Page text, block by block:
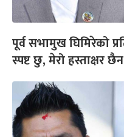
पूर्व सभामुख घिमिरेको
स्पष्ट छु, मेरो हस्ताक्षर छैन